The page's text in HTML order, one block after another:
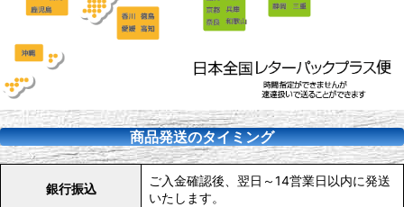
商品発送のタイミング
銀行振込
ご入金確認後、翌日～14営業日以内に発送
いたします。